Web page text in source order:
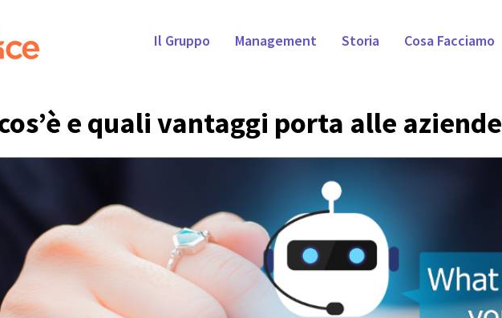
Il Gruppo Management Storia Cosa Facciamo
e quali vantaggi porta alle aziende